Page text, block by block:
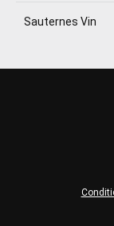
Sauternes Vin